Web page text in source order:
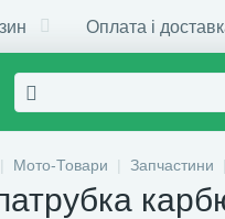
Оплата і
Мото-Товари Запчастини